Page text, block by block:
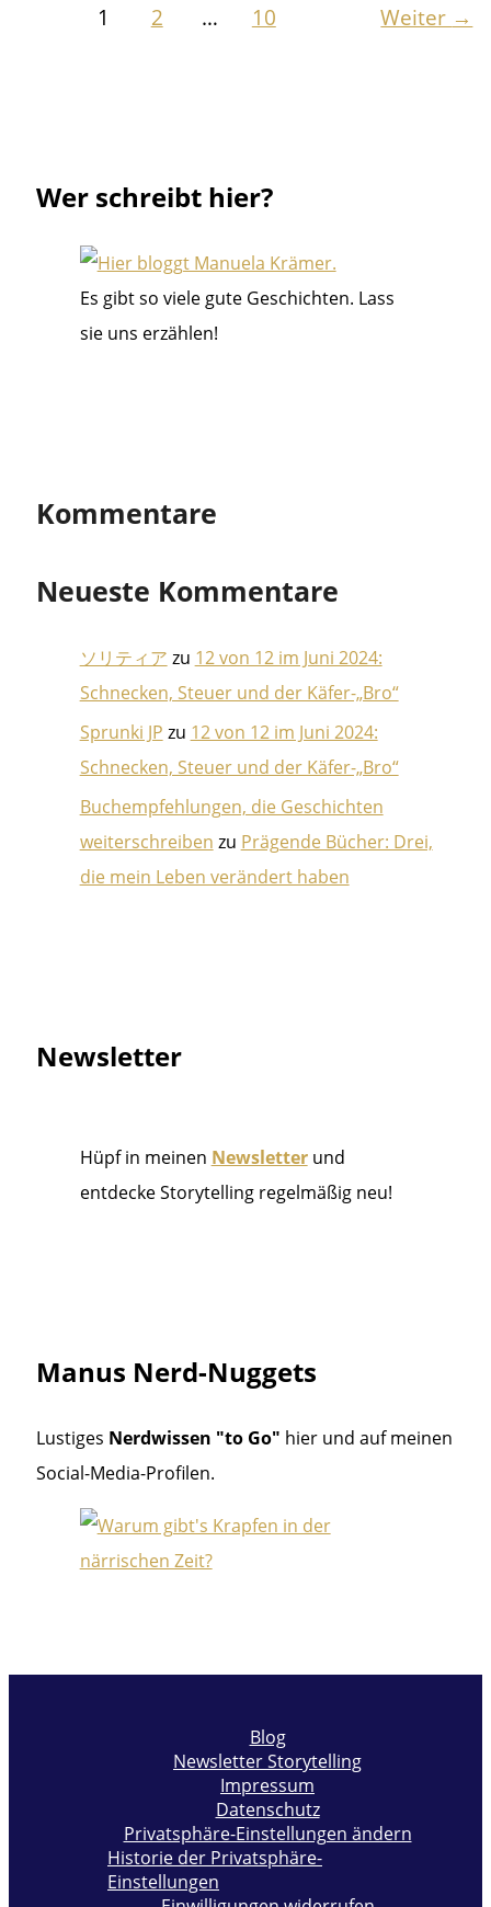
1 2 … 10 Weiter →
Wer schreibt hier?
Es gibt so viele gute Geschichten. Lass
sie uns erzählen!
Kommentare
Neueste Kommentare
ソリティア zu 12 von 12 im Juni 2024:
Schnecken, Steuer und der Käfer-„Bro“
Sprunki JP zu 12 von 12 im Juni 2024:
Schnecken, Steuer und der Käfer-„Bro“
Buchempfehlungen, die Geschichten
weiterschreiben zu Prägende Bücher: Drei,
die mein Leben verändert haben
Newsletter
Hüpf in meinen Newsletterund
entdecke Storytelling regelmäßig neu!
Manus Nerd-Nuggets
Lustiges Nerdwissen "to Go" hier und auf meinen
Social-Media-Profilen.
Blog
Newsletter Storytelling
Impressum
Datenschutz
Privatsphäre-Einstellungen ändern
Historie der Privatsphäre-
Einstellungen